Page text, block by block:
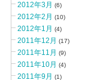
2012年3月 (6)
2012年2月 (10)
2012年1月 (4)
2011年12月 (17)
2011年11月 (9)
2011年10月 (4)
2011年9月 (1)